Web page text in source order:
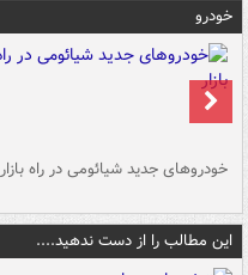
خودرو
خودروهای جدید شیائومی در راه بازار
این مطالب را از دست ندهید....